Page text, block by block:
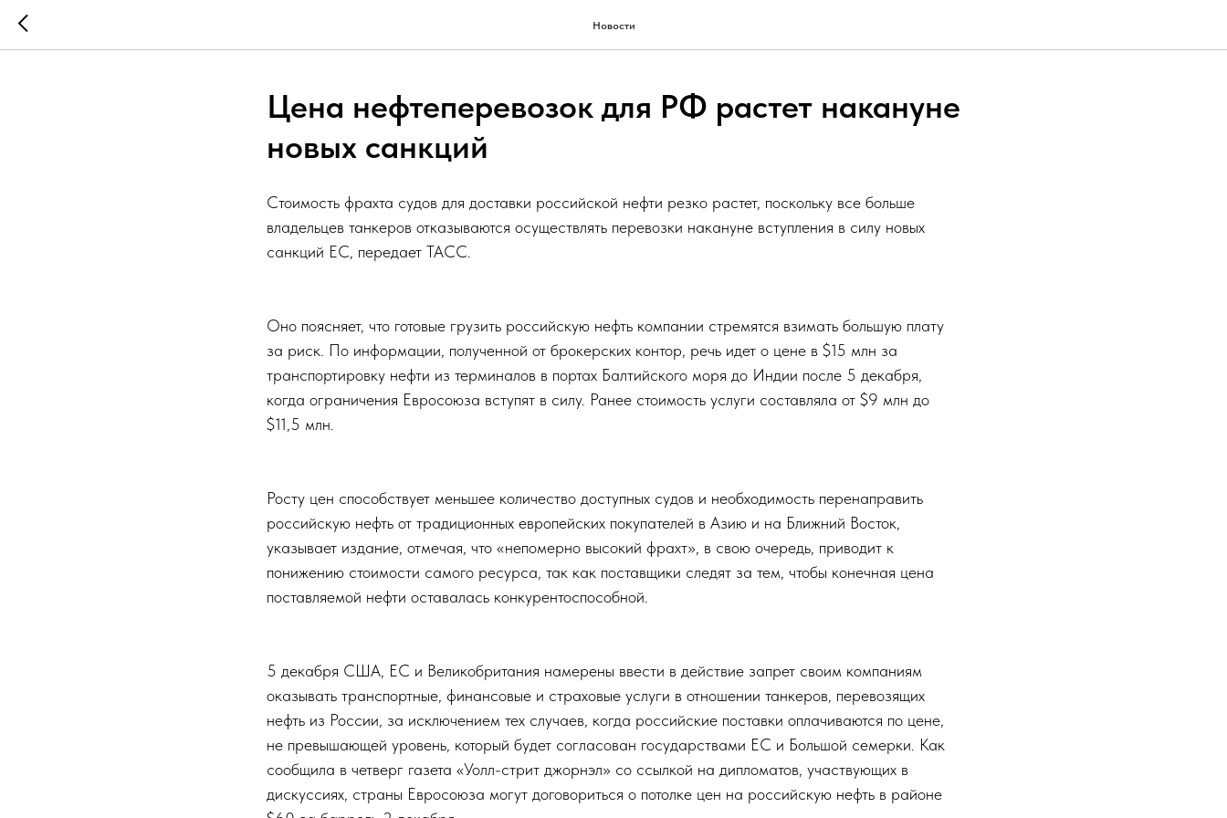
Новости
Цена нефтеперевозок для РФ растет накануне
новых санкций
Стоимость фрахта судов для доставки российской нефти резко растет, поскольку все больше
владельцев танкеров отказываются осуществлять перевозки накануне вступления в силу новых
санкций ЕС, передает ТАСС.
Оно поясняет, что готовые грузить российскую нефть компании стремятся взимать большую плату
за риск. По информации, полученной от брокерских контор, речь идет о цене в $15 млн за
транспортировку нефти из терминалов в портах Балтийского моря до Индии после 5 декабря,
когда ограничения Евросоюза вступят в силу. Ранее стоимость услуги составляла от $9 млн до
$11,5 млн.
Росту цен способствует меньшее количество доступных судов и необходимость перенаправить
российскую нефть от традиционных европейских покупателей в Азию и на Ближний Восток,
указывает издание, отмечая, что «непомерно высокий фрахт», в свою очередь, приводит к
понижению стоимости самого ресурса, так как поставщики следят за тем, чтобы конечная цена
поставляемой нефти оставалась конкурентоспособной.
5 декабря США, ЕС и Великобритания намерены ввести в действие запрет своим компаниям
оказывать транспортные, финансовые и страховые услуги в отношении танкеров, перевозящих
нефть из России, за исключением тех случаев, когда российские поставки оплачиваются по цене,
не превышающей уровень, который будет согласован государствами ЕС и Большой семерки. Как
сообщила в четверг газета «Уолл-стрит джорнэл» со ссылкой на дипломатов, участвующих в
дискуссиях, страны Евросоюза могут договориться о потолке цен на российскую нефть в районе